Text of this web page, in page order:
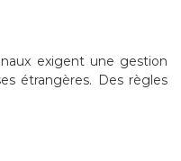
exigent une gestion
étrangères. Des règles